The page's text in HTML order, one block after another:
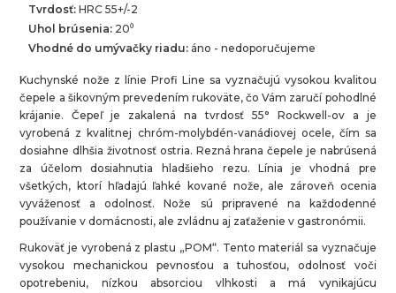
Tvrdosť: HRC 55+/-2
Uhol brúsenia: 20⁰
Vhodné do umývačky riadu: áno - nedoporučujeme
Kuchynské nože z línie Profi Line sa vyznačujú vysokou kvalitou
čepele a šikovným prevedením rukoväte, čo Vám zaručí pohodlné
krájanie. Čepeľ je zakalená na tvrdosť 55° Rockwell-ov a je
vyrobená z kvalitnej chróm-molybdén-vanádiovej ocele, čím sa
dosiahne dlhšia životnosť ostria. Rezná hrana čepele je nabrúsená
za účelom dosiahnutia hladšieho rezu. Línia je vhodná pre
všetkých, ktorí hľadajú ľahké kované nože, ale zároveň ocenia
vyváženosť a odolnosť. Nože sú pripravené na každodenné
používanie v domácnosti, ale zvládnu aj zaťaženie v gastronómii.
Rukoväť je vyrobená z plastu „POM“. Tento materiál sa vyznačuje
vysokou mechanickou pevnosťou a tuhosťou, odolnosť voči
opotrebeniu, nízkou absorciou vlhkosti a má vynikajúcu